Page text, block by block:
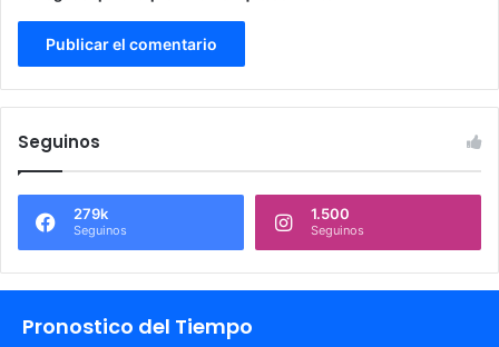
Seguinos
279k
Seguinos
1.500
Seguinos
Pronostico del Tiempo